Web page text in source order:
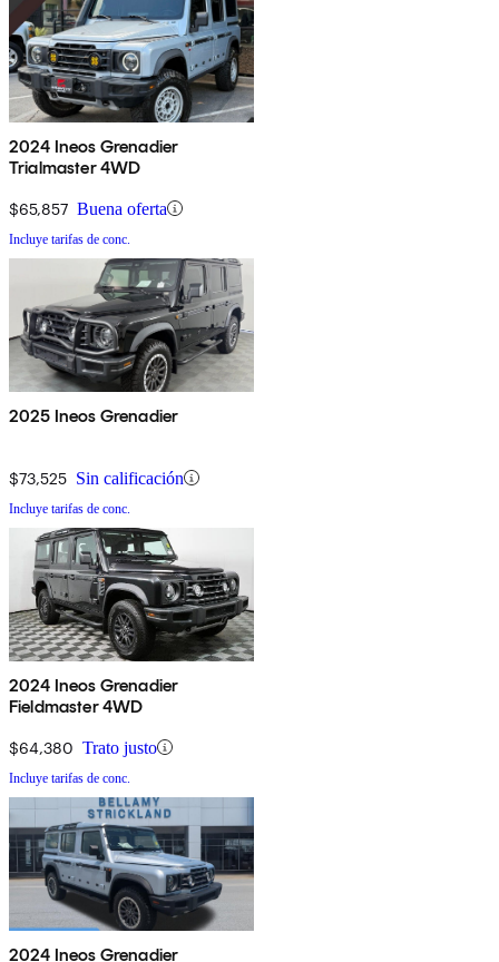
2024 Ineos Grenadier
Trialmaster 4WD
$65,857 Buena oferta
Incluye tarifas de conc.
2025 Ineos Grenadier
$73,525 Sin calificación
Incluye tarifas de conc.
2024 Ineos Grenadier
Fieldmaster 4WD
$64,380 Trato justo
Incluye tarifas de conc.
2024 Ineos Grenadier